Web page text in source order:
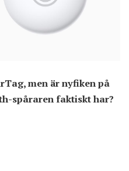
men är nyfiken på
spåraren faktiskt har?